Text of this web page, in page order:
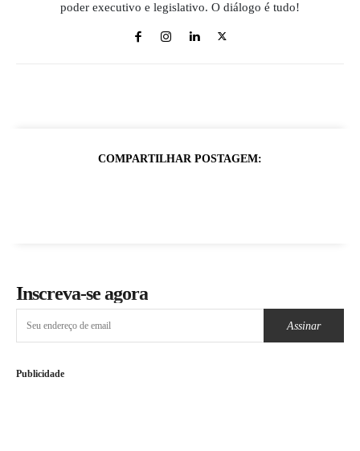
poder executivo e legislativo. O diálogo é tudo!
COMPARTILHAR POSTAGEM:
Inscreva-se agora
Assinar
Publicidade